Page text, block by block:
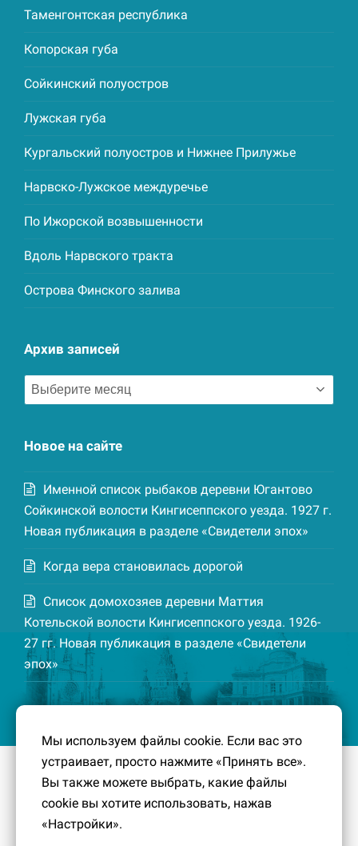
Таменгонтская республика
Копорская губа
Сойкинский полуостров
Лужская губа
Кургальский полуостров и Нижнее Прилужье
Нарвско-Лужское междуречье
По Ижорской возвышенности
Вдоль Нарвского тракта
Острова Финского залива
Архив записей
Архив
записей
Новое на сайте
Именной список рыбаков деревни Югантово
Сойкинской волости Кингисеппского уезда. 1927 г.
Новая публикация в разделе «Свидетели эпох»
Когда вера становилась дорогой
Список домохозяев деревни Маттия
Котельской волости Кингисеппского уезда. 1926-
27 гг. Новая публикация в разделе «Свидетели
эпох»
© 2016-2026 Южный берег Финского залива
– Кусочек
малой Родины, без которого трудно представить себе
историко-культурный ландшафт Петербурга и
Ленинградской области.
Мы используем файлы cookie. Если вас это
устраивает, просто нажмите «Принять все».
Вы также можете выбрать, какие файлы
cookie вы хотите использовать, нажав
«Настройки».